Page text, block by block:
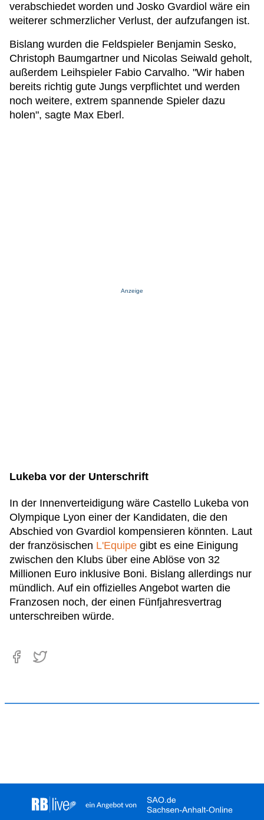
verabschiedet worden und Josko Gvardiol wäre ein
weiterer schmerzlicher Verlust, der aufzufangen ist.
Bislang wurden die Feldspieler Benjamin Sesko,
Christoph Baumgartner und Nicolas Seiwald geholt,
außerdem Leihspieler Fabio Carvalho. "Wir haben
bereits richtig gute Jungs verpflichtet und werden
noch weitere, extrem spannende Spieler dazu
holen", sagte Max Eberl.
Anzeige
Lukeba vor der Unterschrift
In der Innenverteidigung wäre Castello Lukeba von
Olympique Lyon einer der Kandidaten, die den
Abschied von Gvardiol kompensieren könnten. Laut
der französischen L'Equipe gibt es eine Einigung
zwischen den Klubs über eine Ablöse von 32
Millionen Euro inklusive Boni. Bislang allerdings nur
mündlich. Auf ein offizielles Angebot warten die
Franzosen noch, der einen Fünfjahresvertrag
unterschreiben würde.